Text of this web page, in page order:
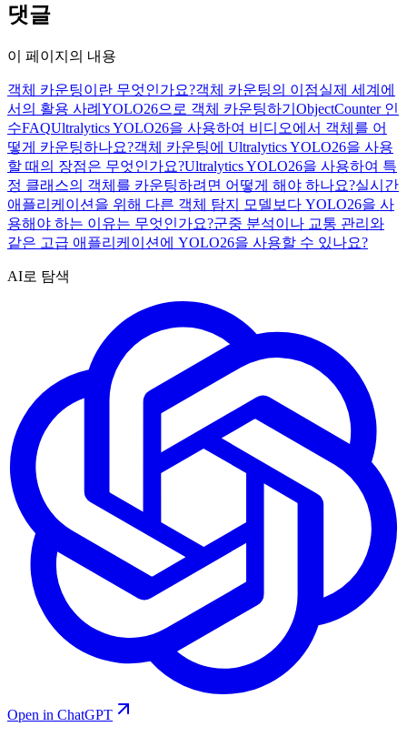
댓글
이 페이지의 내용
객체 카운팅이란 무엇인가요?객체 카운팅의 이점실제 세계에
서의 활용 사례 YOLO26으로 객체 카운팅하기 ObjectCounter 인
수FAQUltralytics YOLO26을 사용하여 비디오에서 객체를 어
떻게 카운팅하나요?객체 카운팅에 Ultralytics YOLO26을 사용
할 때의 장점은 무엇인가요?Ultralytics YOLO26을 사용하여 특
정 클래스의 객체를 카운팅하려면 어떻게 해야 하나요?실시간
애플리케이션을 위해 다른 객체 탐지 모델보다 YOLO26을 사
용해야 하는 이유는 무엇인가요?군중 분석이나 교통 관리와
같은 고급 애플리케이션에 YOLO26을 사용할 수 있나요?
AI로 탐색
Open in ChatGPT